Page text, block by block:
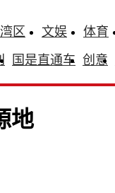
区 文娱 体育
国是直通车 创意
地